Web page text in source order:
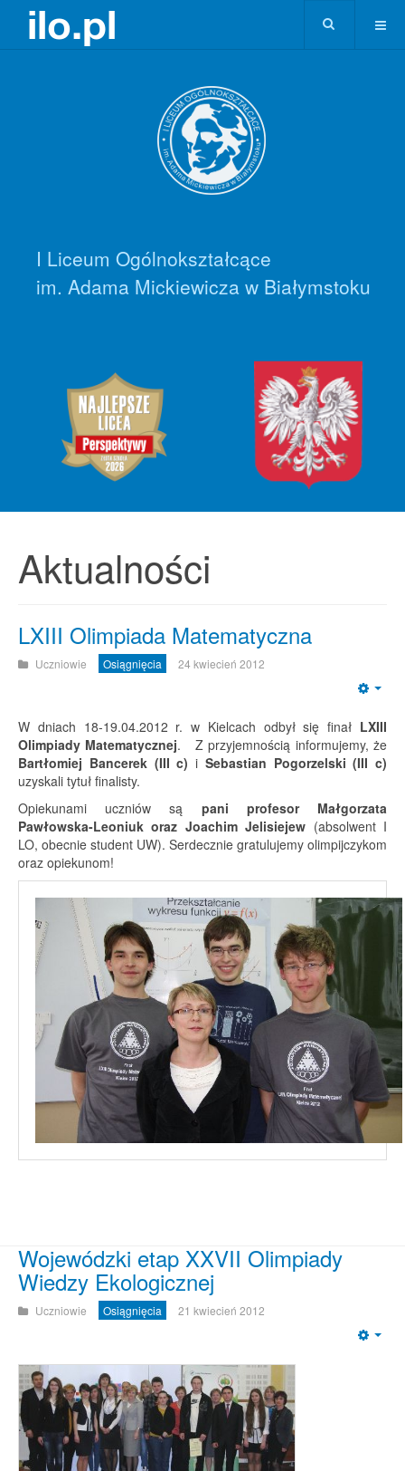
I Liceum Ogólnokształcące
im. Adama Mickiewicza w Białymstoku
Aktualności
LXIII Olimpiada Matematyczna
Uczniowie Osiągnięcia 24 kwiecień 2012
W dniach 18-19.04.2012 r. w Kielcach odbył się finał LXIII
Olimpiady Matematycznej. Z przyjemnością informujemy, że
Bartłomiej Bancerek (III c) i Sebastian Pogorzelski (III c)
uzyskali tytuł finalisty.
Opiekunami uczniów są pani profesor Małgorzata
Pawłowska-Leoniuk oraz Joachim Jelisiejew (absolwent I
LO, obecnie student UW). Serdecznie gratulujemy olimpijczykom
oraz opiekunom!
Wojewódzki etap XXVII Olimpiady
Wiedzy Ekologicznej
Uczniowie Osiągnięcia 21 kwiecień 2012